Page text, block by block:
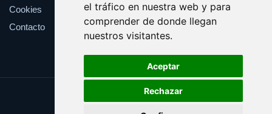
el tráfico en nuestra web y para
comprender de donde llegan
nuestros visitantes.
Aceptar
Rechazar
Cookies
Contacto
Update cookies preferences